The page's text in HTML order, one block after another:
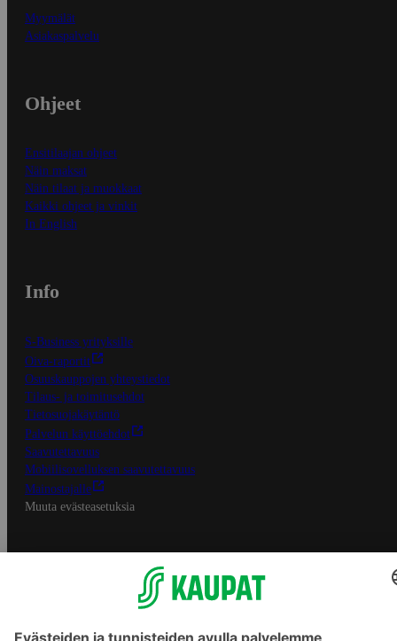
Myymälät
Asiakaspalvelu
Ohjeet
Ensitilaajan ohjeet
Näin maksat
Näin tilaat ja muokkaat
Kaikki ohjeet ja vinkit
In English
Info
S-Business yrityksille
Oiva-raportit
Osuuskauppojen yhteystiedot
Tilaus- ja toimitusehdot
Tietosuojakäytäntö
Palvelun käyttöehdot
Saavutettavuus
Mobiilisovelluksen saavutettavuus
Mainostajalle
Muuta evästeasetuksia
S-ryhmän palvelut